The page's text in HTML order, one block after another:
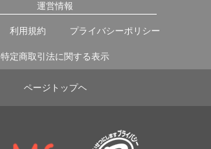
運営情報
利用規約 プライバシーポリシー
特定商取引法に関する表示
ページトップヘ